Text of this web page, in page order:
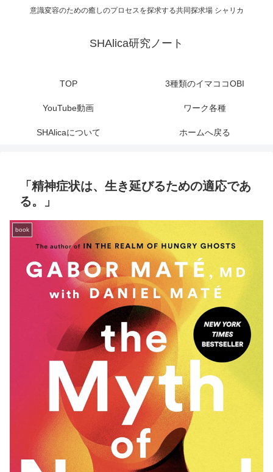
意識変容のための癒しのプロセスを探求する共同探求場 シャリカ
SHAlica研究ノート
TOP 3種類のイマココOBI
YouTube動画 ワーク各種
SHAlicaについて ホームへ戻る
「精神症状は、生き延びるための適応であ
る。」
book